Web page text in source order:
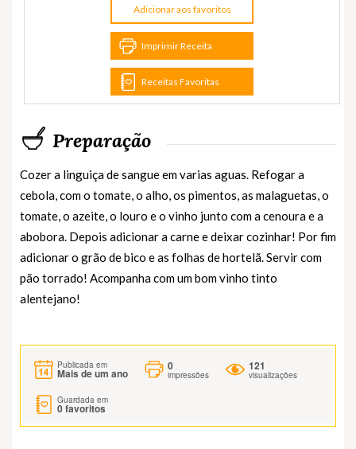
Adicionar aos favoritos
Imprimir Receita
Receitas Favoritas
Preparação
Cozer a linguiça de sangue em varias aguas. Refogar a
cebola, com o tomate, o alho, os pimentos, as malaguetas, o
tomate, o azeite, o louro e o vinho junto com a cenoura e a
abobora. Depois adicionar a carne e deixar cozinhar! Por fim
adicionar o grão de bico e as folhas de hortelã. Servir com
pão torrado! Acompanha com um bom vinho tinto
alentejano!
Publicada em
Mais de um ano
0
impressões
121
visualizações
Guardada em
0favoritos